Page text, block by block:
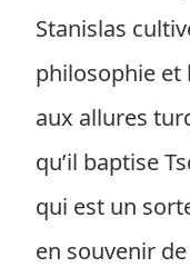
Stanislas
philosophie et
aux allures
qu’il baptise
qui est un
en souvenir